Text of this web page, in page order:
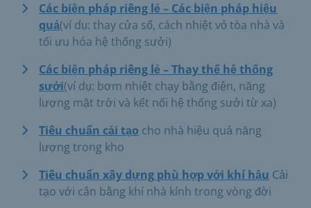
Các biện pháp riêng lẻ – Các biện pháp hiệu
quả(ví dụ: thay cửa sổ, cách nhiệt vỏ tòa nhà và
tối ưu hóa hệ thống sưởi)
Các biện pháp riêng lẻ – Thay thế hệ thống
sưởi(ví dụ: bơm nhiệt chạy bằng điện, năng
lượng mặt trời và kết nối hệ thống sưởi từ xa)
Tiêu chuẩn cải tạo cho nhà hiệu quả năng
lượng trong kho
Tiêu chuẩn xây dựng phù hợp với khí hậu Cải
tạo với cân bằng khí nhà kính trong vòng đời